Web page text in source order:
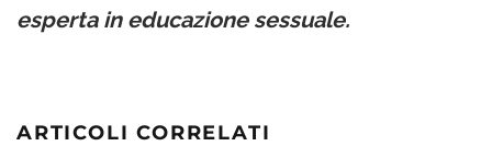
esperta in educazione sessuale.
ARTICOLI CORRELATI